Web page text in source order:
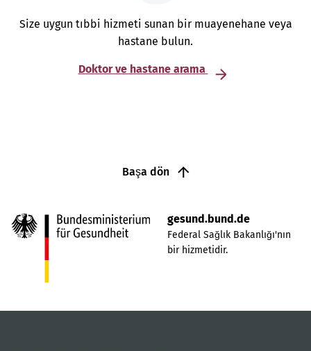
Size uygun tıbbi hizmeti sunan bir muayenehane veya
hastane bulun.
Doktor ve hastane arama
Başa dön
gesund.bund.de
Federal Sağlık Bakanlığı'nın
bir hizmetidir.